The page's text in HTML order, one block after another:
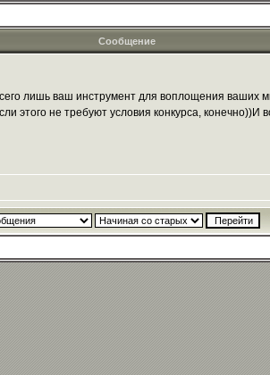
Сообщение
лишь ваш инструмент для воплощения ваших
этого не требуют условия конкурса,